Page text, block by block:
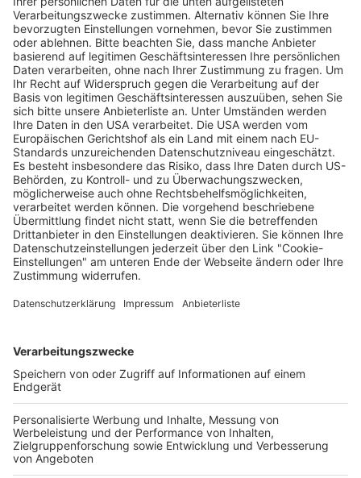
Verkaufsstellen vor
Ort
BZ-Card schnapp.de Kontakt
Mediadaten Datenschutz Cookie-Einstellungen Impressum
+49 761 496 8888
Tickethotline Mo–Fr: 9–12 Uhr